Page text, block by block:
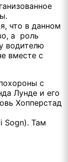
что в данном
а роль
водителю
вместе с
с
Лунде и его
Хопперстад
Sogn). Там